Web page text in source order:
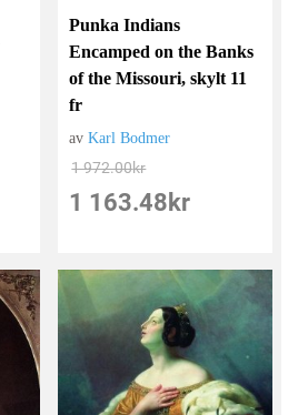
Punka Indians
Encamped on the Banks
of the Missouri, skylt 11
fr
avKarl Bodmer
1 972.00kr
1 163.48 kr